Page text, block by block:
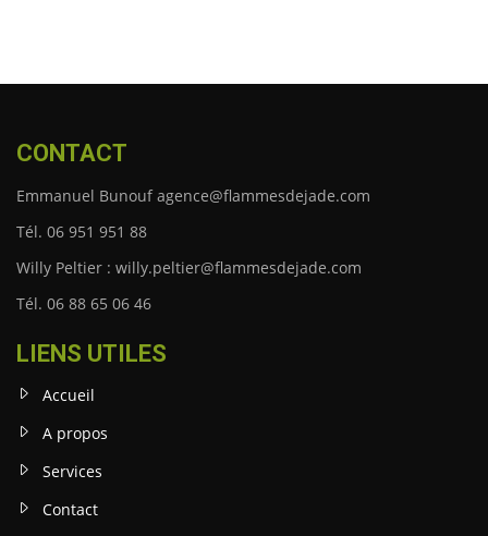
CONTACT
Emmanuel Bunouf agence@flammesdejade.com
Tél. 06 951 951 88
Willy Peltier : willy.peltier@flammesdejade.com
Tél. 06 88 65 06 46
LIENS UTILES
Accueil
A propos
Services
Contact